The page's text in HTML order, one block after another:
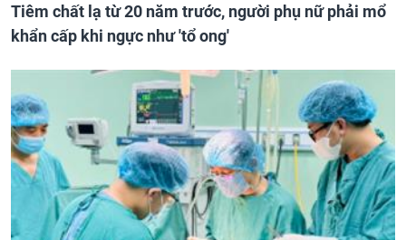
Tiêm chất lạ từ 20 năm trước, người phụ nữ phải mổ
khẩn cấp khi ngực như 'tổ ong'